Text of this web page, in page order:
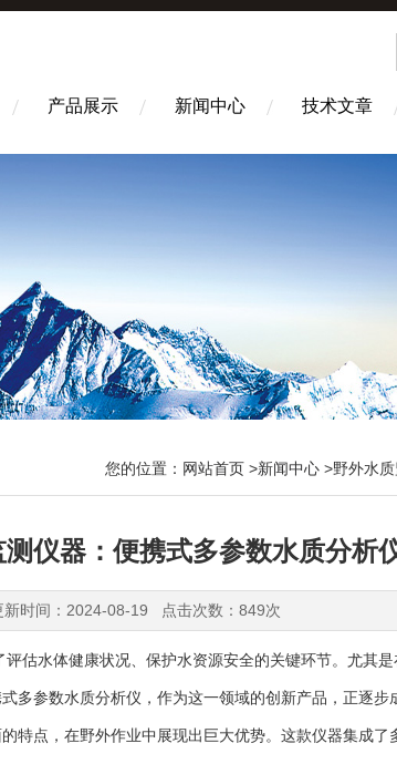
产品展示 新闻中心 技术文章
您的位置： 网站首页 >新闻中心 >野外水
仪器：便携式多参数水质分析
新时间：2024-08-19 点击次数：849次
水体健康状况、保护水资源安全的关键环节。尤其是
多参数水质分析仪，作为这一领域的创新产品，正逐步
点，在野外作业中展现出巨大优势。这款仪器集成了